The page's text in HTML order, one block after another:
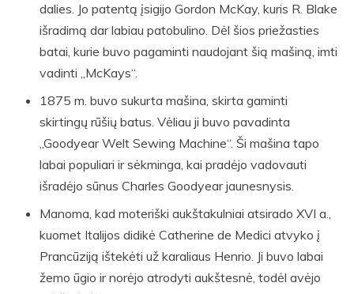
dalies. Jo patentą įsigijo Gordon McKay, kuris R. Blake
išradimą dar labiau patobulino. Dėl šios priežasties
batai, kurie buvo pagaminti naudojant šią mašiną, imti
vadinti „McKays“.
1875 m. buvo sukurta mašina, skirta gaminti
skirtingų rūšių batus. Vėliau ji buvo pavadinta
„Goodyear Welt Sewing Machine“. Ši mašina tapo
labai populiari ir sėkminga, kai pradėjo vadovauti
išradėjo sūnus Charles Goodyear jaunesnysis.
Manoma, kad moteriški aukštakulniai atsirado XVI a.,
kuomet Italijos didikė Catherine de Medici atvyko į
Prancūziją ištekėti už karaliaus Henrio. Ji buvo labai
žemo ūgio ir norėjo atrodyti aukštesnė, todėl avėjo